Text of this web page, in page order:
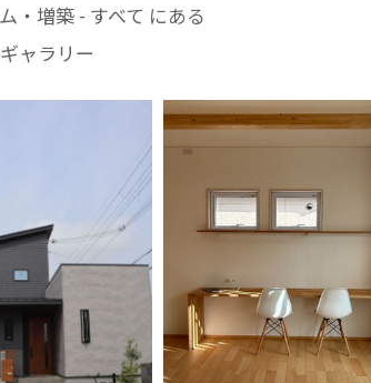
・増築 - すべて にある
ャラリー